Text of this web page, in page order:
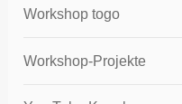
Workshop togo
Workshop-Projekte